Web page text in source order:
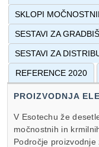
SKLOPI
SESTAVI ZA
SESTAVI ZA
REFERENCE 2020
PROIZVODNJA
V Esotechu že
močnostnih in
Področje